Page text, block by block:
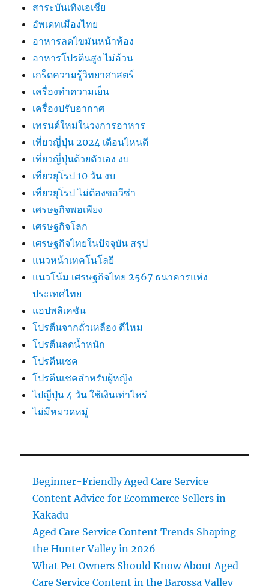
สาระบันเทิงเอเชีย
อัพเดทเมืองไทย
อาหารลดไขมันหน้าท้อง
อาหารโปรตีนสูง ไม่อ้วน
เกร็ดความรู้วิทยาศาสตร์
เครื่องทำความเย็น
เครื่องปรับอากาศ
เทรนด์ใหม่ในวงการอาหาร
เที่ยวญี่ปุ่น 2024 เดือนไหนดี
เที่ยวญี่ปุ่นด้วยตัวเอง งบ
เที่ยวยุโรป 10 วัน งบ
เที่ยวยุโรป ไม่ต้องขอวีซ่า
เศรษฐกิจพอเพียง
เศรษฐกิจโลก
เศรษฐกิจไทยในปัจจุบัน สรุป
แนวหน้าเทคโนโลยี
แนวโน้ม เศรษฐกิจไทย 2567 ธนาคารแห่ง
ประเทศไทย
แอปพลิเคชัน
โปรตีนจากถั่วเหลือง ดีไหม
โปรตีนลดน้ำหนัก
โปรตีนเชค
โปรตีนเชคสำหรับผู้หญิง
ไปญี่ปุ่น 4 วัน ใช้เงินเท่าไหร่
ไม่มีหมวดหมู่
Beginner-Friendly Aged Care Service
Content Advice for Ecommerce Sellers in
Kakadu
Aged Care Service Content Trends Shaping
the Hunter Valley in 2026
What Pet Owners Should Know About Aged
Care Service Content in the Barossa Valley